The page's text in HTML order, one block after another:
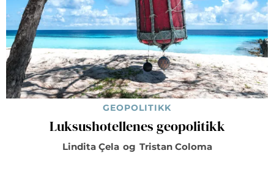
GEOPOLITIKK
Luksushotellenes geopolitikk
Lindita Çela og Tristan Coloma